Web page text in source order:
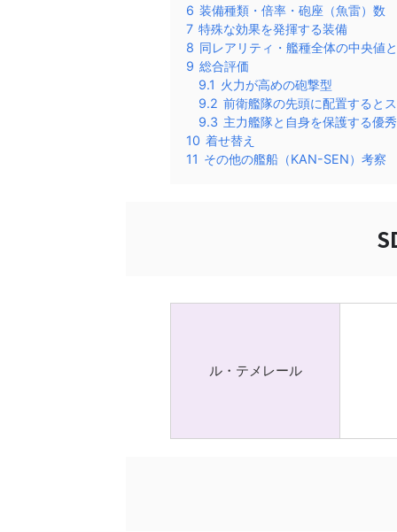
6 装備種類・倍率・砲座（魚雷）数
7 特殊な効果を発揮する装備
8 同レアリティ・艦種全体の中央値
9 総合評価
9.1 火力が高めの砲撃型
9.2 前衛艦隊の先頭に配置すると
9.3 主力艦隊と自身を保護する優
10 着せ替え
11 その他の艦船（KAN-SEN）考察
ル・テメレール